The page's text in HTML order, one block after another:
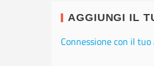
AGGIUNGI IL
Connessione con il